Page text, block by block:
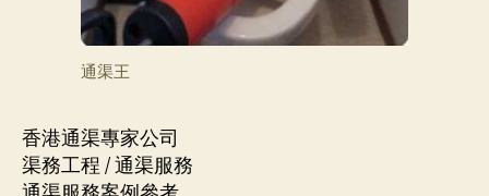
通渠王
香港通渠專家公司
渠務工程 / 通渠服務